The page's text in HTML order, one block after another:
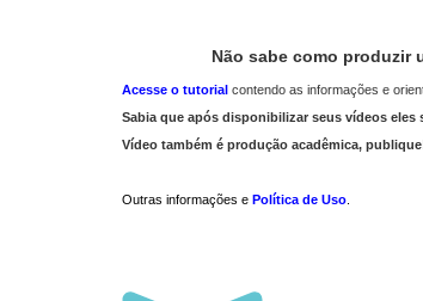
Não sabe como produzir
Acesse o tutorial contendo as informações e
Sabia que após disponibilizar seus vídeos eles
Vídeo também é produção acadêmica,
Outras informações e Política de Uso